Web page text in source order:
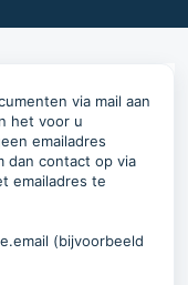
via mail aan
het voor u
emailadres
dan contact op via
emailadres te
(bijvoorbeeld